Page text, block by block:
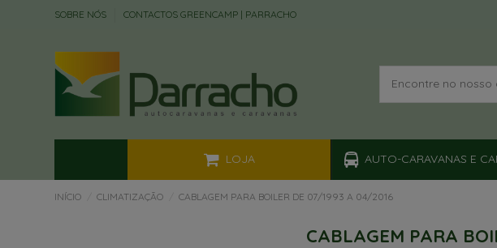
SOBRE NÓS CONTACTOS GREENCAMP | PARRACHO
LOJA AUTO-CARAVANAS E
INÍCIO CLIMATIZAÇÃO CABLAGEM PARA BOILER DE 07/1993 A 04/2016
CABLAGEM PARA